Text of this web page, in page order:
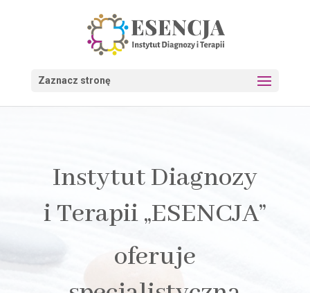
Zaznacz stronę
Instytut Diagnozy
i Terapii „ESENCJA”
oferuje